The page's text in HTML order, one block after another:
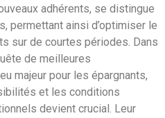
adhérents, se distingue
permettant ainsi d’optimiser le
sur de courtes périodes. Dans
de meilleures
majeur pour les épargnants,
et les conditions
devient crucial. Leur